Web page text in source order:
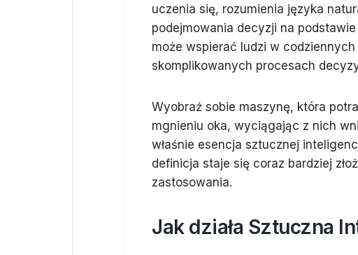
uczenia się, rozumienia języka
podejmowania decyzji na
może wspierać ludzi w
skomplikowanych procesach
Wyobraź sobie maszynę, która
mgnieniu oka, wyciągając z nich
właśnie esencja sztucznej
definicja staje się coraz bardziej
zastosowania.
Jak działa Sztuczna